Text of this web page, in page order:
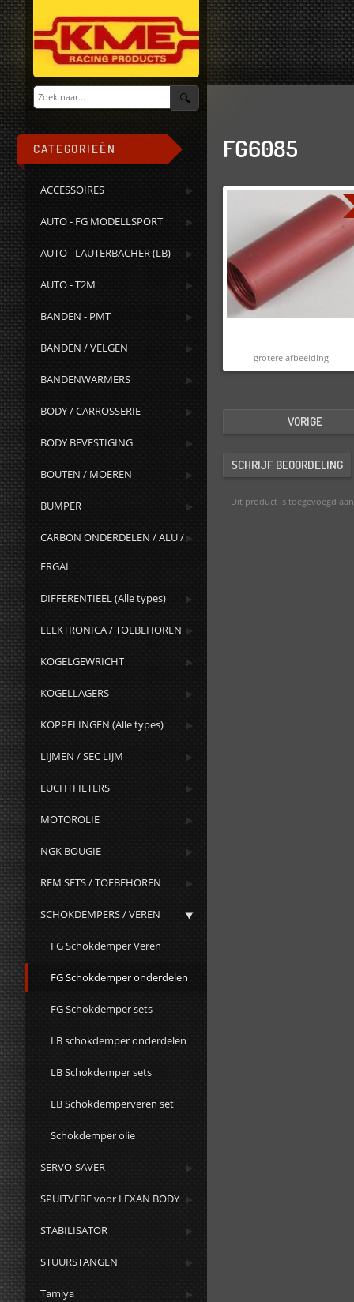
CATEGORIEËN
ACCESSOIRES
AUTO - FG MODELLSPORT
AUTO - LAUTERBACHER (LB)
AUTO - T2M
BANDEN - PMT
BANDEN / VELGEN
BANDENWARMERS
BODY / CARROSSERIE
BODY BEVESTIGING
BOUTEN / MOEREN
BUMPER
CARBON ONDERDELEN / ALU /
ERGAL
DIFFERENTIEEL (Alle types)
ELEKTRONICA / TOEBEHOREN
KOGELGEWRICHT
KOGELLAGERS
KOPPELINGEN (Alle types)
LIJMEN / SEC LIJM
LUCHTFILTERS
MOTOROLIE
NGK BOUGIE
REM SETS / TOEBEHOREN
SCHOKDEMPERS / VEREN
FG Schokdemper Veren
FG Schokdemper onderdelen
FG Schokdemper sets
LB schokdemper onderdelen
LB Schokdemper sets
LB Schokdemperveren set
Schokdemper olie
SERVO-SAVER
SPUITVERF voor LEXAN BODY
STABILISATOR
STUURSTANGEN
Tamiya
FG6085
grotere afbeelding
VORIGE
SCHRIJF BEOORDELING
Dit product is toegevoegd